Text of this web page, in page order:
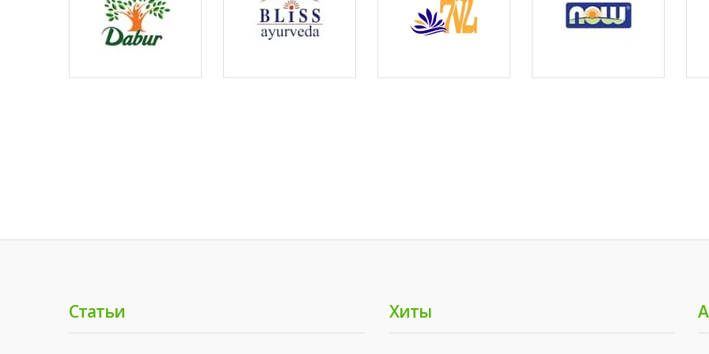
Статьи Хиты